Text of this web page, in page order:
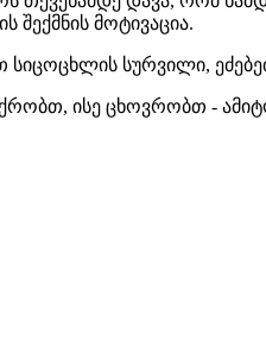
შექმნის მოტივაცია.
სიცოცხლის სურვილი,
ისე ცხოვრობთ - ამიტომ